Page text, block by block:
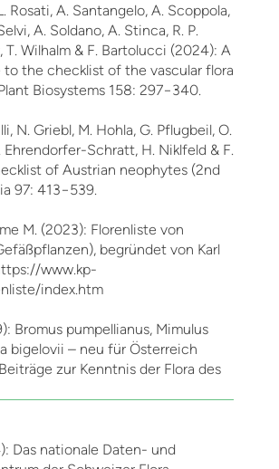
Rosati, A. Santangelo, A. Scoppola,
A. Soldano, A. Stinca, R. P.
T. Wilhalm & F. Bartolucci (2024): A
to the checklist of the vascular flora
Biosystems 158: 297−340.
N. Griebl, M. Hohla, G. Pflugbeil, O.
Ehrendorfer-Schratt, H. Niklfeld & F.
of Austrian neophytes (2nd
97: 413−539.
M. (2023): Florenliste von
begründet von Karl
www.kp-
index.htm
Bromus pumpellianus, Mimulus
bigelovii – neu für Österreich
zur Kenntnis der Flora des
Das nationale Daten- und